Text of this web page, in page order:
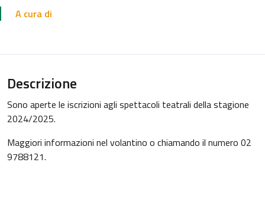
A cura di
Descrizione
Sono aperte le iscrizioni agli spettacoli teatrali della stagione
2024/2025.
Maggiori informazioni nel volantino o chiamando il numero 02
9788121.